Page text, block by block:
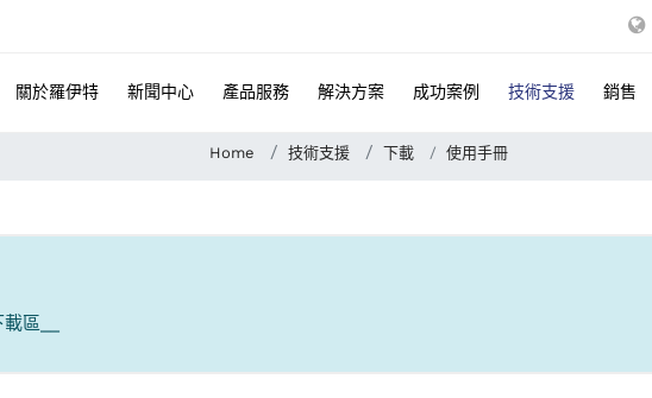
關於羅伊特 新聞中心 產品服務 解決方案 成功案例 技術支援 銷售
Home 技術支援 下載 使用手冊
區__